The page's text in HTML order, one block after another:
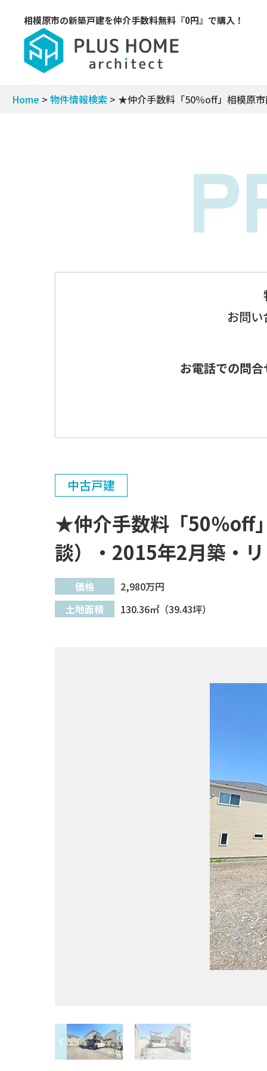
相模原市の新築戸建を仲介手数料無料『0円』で購入！
Home > 物件情報検索 > ★仲介手数料「50％off」相模原
お問
お電話での問合
中古戸建
★仲介手数料「50％off
談）・2015年2月築・
価格 2,980万円
土地面積
130.36㎡（39.43坪）